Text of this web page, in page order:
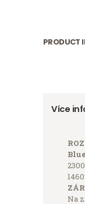
PRODUCT
Více
Na